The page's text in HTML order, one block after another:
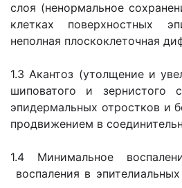
слоя (ненормальное
клетках поверхностных
неполная плоскоклеточная
1.3 Акантоз (утолщение и
шиповатого и зернистого
эпидермальных отростков и
продвижением в
1.4 Минимальное
воспаления в